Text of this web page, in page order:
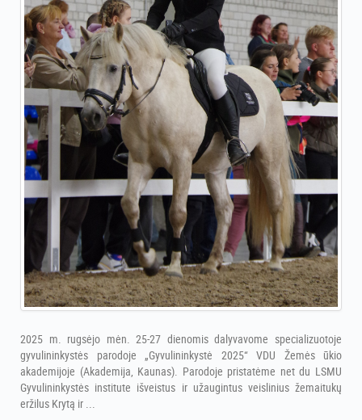
2025 m. rugsėjo mėn. 25-27 dienomis dalyvavome specializuotoje
gyvulininkystės parodoje „Gyvulininkystė 2025“ VDU Žemės ūkio
akademijoje (Akademija, Kaunas). Parodoje pristatėme net du LSMU
Gyvulininkystės institute išveistus ir užaugintus veislinius žemaitukų
eržilus Krytą ir ...